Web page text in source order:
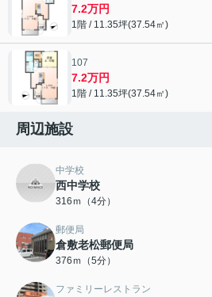
7.2万円
1階 / 11.35坪(37.54㎡)
107
7.2万円
1階 / 11.35坪(37.54㎡)
周辺施設
中学校
西中学校
316ｍ（4分）
郵便局
倉敷老松郵便局
376ｍ（5分）
ファミリーレストラン